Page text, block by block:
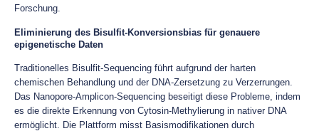
Forschung.
Eliminierung des Bisulfit-Konversionsbias für genauere
epigenetische Daten
Traditionelles Bisulfit-Sequencing führt aufgrund der harten
chemischen Behandlung und der DNA-Zersetzung zu Verzerrungen.
Das Nanopore-Amplicon-Sequencing beseitigt diese Probleme, indem
es die direkte Erkennung von Cytosin-Methylierung in nativer DNA
ermöglicht. Die Plattform misst Basismodifikationen durch